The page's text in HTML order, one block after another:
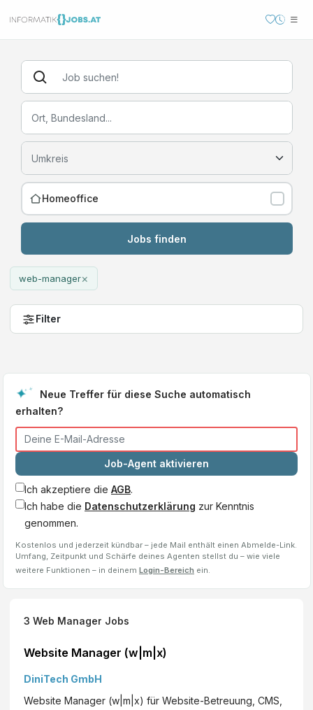
Homeoffice
Jobs finden
web-manager×
Filter
Neue Treffer für diese Suche automatisch
erhalten?
Job-Agent aktivieren
Ich akzeptiere die AGB.
Ich habe die Datenschutzerklärung zur Kenntnis
genommen.
Kostenlos und jederzeit kündbar – jede Mail enthält einen Abmelde-Link.
Umfang, Zeitpunkt und Schärfe deines Agenten stellst du – wie viele
weitere Funktionen – in deinem Login-Bereich ein.
3 Web Manager Jobs
Website Manager (w|m|x)
DiniTech GmbH
Website Manager (w|m|x) für Website-Betreuung, CMS,